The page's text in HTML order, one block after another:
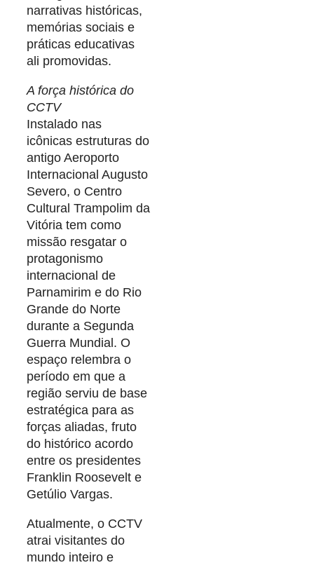
narrativas históricas,
memórias sociais e
práticas educativas
ali promovidas.
A força histórica do
CCTV
Instalado nas
icônicas estruturas do
antigo Aeroporto
Internacional Augusto
Severo, o Centro
Cultural Trampolim da
Vitória tem como
missão resgatar o
protagonismo
internacional de
Parnamirim e do Rio
Grande do Norte
durante a Segunda
Guerra Mundial. O
espaço relembra o
período em que a
região serviu de base
estratégica para as
forças aliadas, fruto
do histórico acordo
entre os presidentes
Franklin Roosevelt e
Getúlio Vargas.
Atualmente, o CCTV
atrai visitantes do
mundo inteiro e